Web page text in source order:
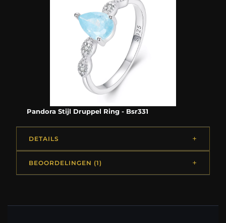
Pandora Stijl Druppel Ring - Bsr331
DETAILS
BEOORDELINGEN (1)